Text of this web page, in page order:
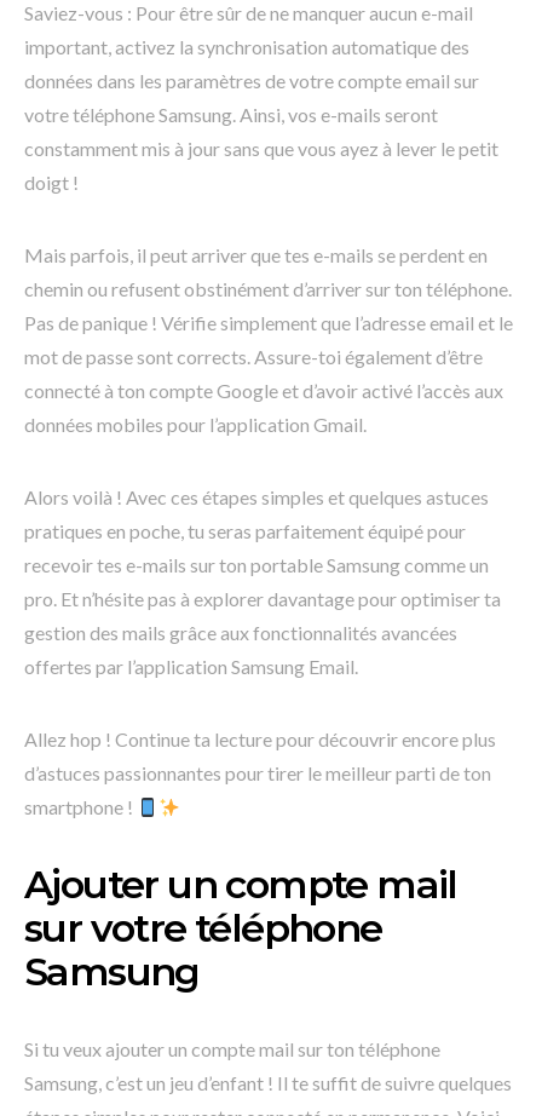
Saviez-vous : Pour être sûr de ne manquer aucun e-mail
important, activez la synchronisation automatique des
données dans les paramètres de votre compte email sur
votre téléphone Samsung. Ainsi, vos e-mails seront
constamment mis à jour sans que vous ayez à lever le petit
doigt !
Mais parfois, il peut arriver que tes e-mails se perdent en
chemin ou refusent obstinément d’arriver sur ton téléphone.
Pas de panique ! Vérifie simplement que l’adresse email et le
mot de passe sont corrects. Assure-toi également d’être
connecté à ton compte Google et d’avoir activé l’accès aux
données mobiles pour l’application Gmail.
Alors voilà ! Avec ces étapes simples et quelques astuces
pratiques en poche, tu seras parfaitement équipé pour
recevoir tes e-mails sur ton portable Samsung comme un
pro. Et n’hésite pas à explorer davantage pour optimiser ta
gestion des mails grâce aux fonctionnalités avancées
offertes par l’application Samsung Email.
Allez hop ! Continue ta lecture pour découvrir encore plus
d’astuces passionnantes pour tirer le meilleur parti de ton
smartphone !
Ajouter un compte mail
sur votre téléphone
Samsung
Si tu veux ajouter un compte mail sur ton téléphone
Samsung, c’est un jeu d’enfant ! Il te suffit de suivre quelques